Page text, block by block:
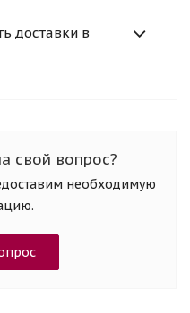
доставки в
свой вопрос?
необходимую